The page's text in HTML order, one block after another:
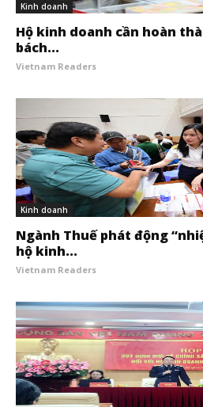
Kinh doanh
Hộ kinh doanh cần hoàn
bách...
Vietnam Readers
Kinh doanh
Ngành Thuế phát động
hộ kinh...
Vietnam Readers